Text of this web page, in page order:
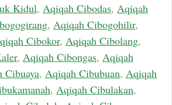
Kidul, Aqiqah Cibodas, Aqiqah
, Aqiqah Cibogohilir,
Cibokor, Aqiqah Cibolang,
, Aqiqah Cibongas, Aqiqah
Cibuaya, Aqiqah Cibubuan, Aqiqah
, Aqiqah Cibulakan,